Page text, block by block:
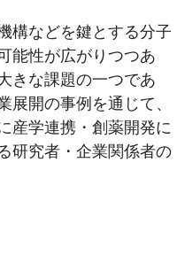
構などを鍵とする分子
能性が広がりつつあ
きな課題の一つであ
開の事例を通じて、
産学連携・創薬開発に
研究者・企業関係者の